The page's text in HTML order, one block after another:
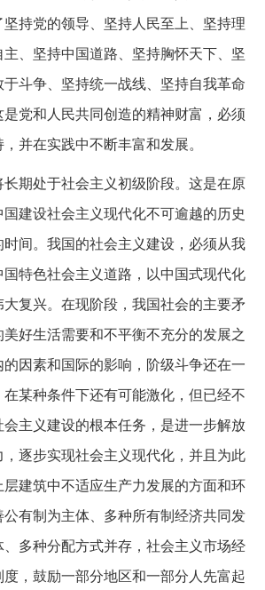
持党的领导、坚持人民至上、坚持理
、坚持中国道路、坚持胸怀天下、坚
斗争、坚持统一战线、坚持自我革命
党和人民共同创造的精神财富，必须
并在实践中不断丰富和发展。
期处于社会主义初级阶段。这是在原
建设社会主义现代化不可逾越的历史
时间。我国的社会主义建设，必须从我
国特色社会主义道路，以中国式现代化
复兴。在现阶段，我国社会的主要矛
好生活需要和不平衡不充分的发展之
因素和国际的影响，阶级斗争还在一
某种条件下还有可能激化，但已经不
主义建设的根本任务，是进一步解放
逐步实现社会主义现代化，并且为此
建筑中不适应生产力发展的方面和环
有制为主体、多种所有制经济共同发
、多种分配方式并存，社会主义市场经
，鼓励一部分地区和一部分人先富起